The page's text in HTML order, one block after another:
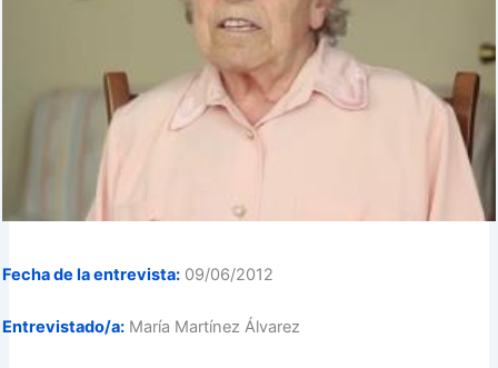
Fecha de la entrevista: 09/06/2012
Entrevistado/a: María Martínez Álvarez